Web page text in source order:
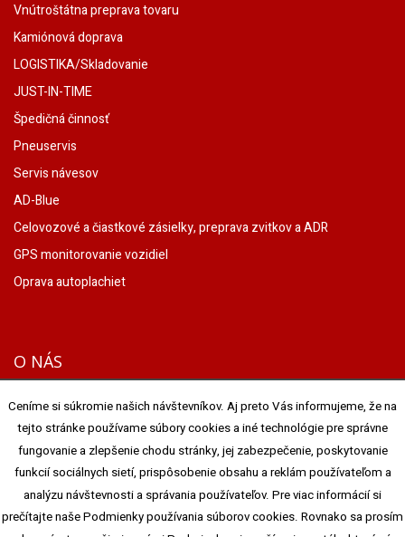
Vnútroštátna preprava tovaru
Kamiónová doprava
LOGISTIKA/Skladovanie
JUST-IN-TIME
Špedičná činnosť
Pneuservis
Servis návesov
AD-Blue
Celovozové a čiastkové zásielky, preprava zvitkov a ADR
GPS monitorovanie vozidiel
Oprava autoplachiet
O NÁS
Spoločnosť PATÁK TRANSPORT & SPEDITION s.r.o. pôsobí na
dopravnom trhu od roku 1996. Počas svojho pôsobenia na
dopravnom trhu sa zameriava na prepravu tovaru vrámci
Európskej Únie a na prepravu nebezpečného tovaru podľa
medzinárodného dohovoru ADR.
Ceníme si súkromie našich návštevníkov. Aj preto Vás informujeme, že na
tejto stránke používame súbory cookies a iné technológie pre správne
fungovanie a zlepšenie chodu stránky, jej zabezpečenie, poskytovanie
funkcií sociálnych sietí, prispôsobenie obsahu a reklám používateľom a
analýzu návštevnosti a správania používateľov. Pre viac informácií si
prečítajte naše Podmienky používania súborov cookies. Rovnako sa prosím